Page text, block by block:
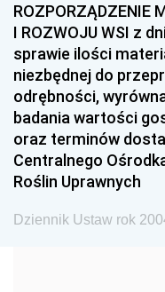
1996
1993
1990
1987
1984
1981
ROZPORZĄDZENIE
I ROZWOJU WSI z
sprawie ilości
niezbędnej do
odrębności,
badania wartości
oraz terminów
Centralnego
Roślin Uprawnych
Dziennik Ustaw rok